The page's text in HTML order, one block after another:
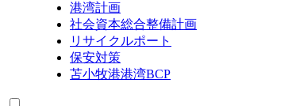
港湾計画
社会資本総合整備計画
リサイクルポート
保安対策
苫小牧港港湾BCP